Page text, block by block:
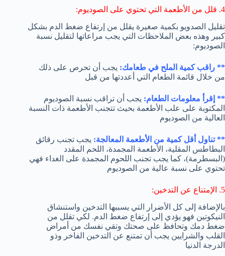
4. قلل من الأطعمة التي تحتوي على الصوديوم:
تقليل الصدويو بكمية صغيرة يقلل من إرتفاع ضغط الدم بشكل
كبير وهذه بعض الملاحظات التي يجب مراعاتها لتقليل نسبة
الصوديوم:
** راقب كمية الملح في طعامك: يجب أن تحرص على ذلك
من خلال قائمة الطعام التي أعددتها من قبل
** إقرأ معلومات الطعام: يجب أن تراقب نسبة الصوديوم
المكتوبة على علب الأطعمة بحيث تتجنب الأطعمة ذات النسبة
العالية من الصوديوم
** تناول أقل كمية من الأطعمة المعالجة: يجب تجنب رقائق
البطاطس المقلية، الأطعمة المجمدة، اللحم المقدد
(البسطرمة)، كما يجب تجنب اللحوم المجمدة على الغداء فهي
تحتوي على نسبة عالية من الصوديوم
5. الإمتناع عن التدخين:
بالإضافة إلى كل الأضرار التي يسببها التدخين واستنشاق
النيكوتين فهو يؤدي إلى إرتفاع ضغط الدم. لكي تقلل من
ضغط دمك وتحافظ على صحتك وتقي نفسك من أمراض
القلب والشرايين يجب أن تمتنع عن التدخين الفاخر وذو
الدرجة الدنيا